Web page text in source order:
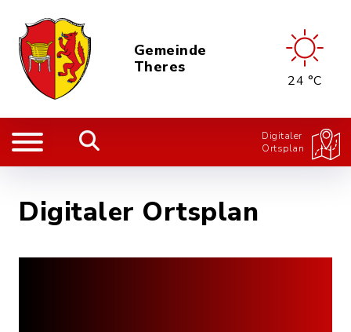
Gemeinde
Theres
24 °C
Digitaler
Ortsplan
Digitaler Ortsplan